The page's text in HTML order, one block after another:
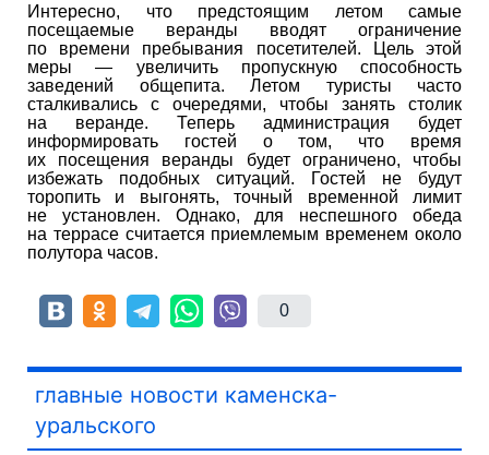
Интересно, что предстоящим летом самые
посещаемые веранды вводят ограничение
по времени пребывания посетителей. Цель этой
меры — увеличить пропускную способность
заведений общепита. Летом туристы часто
сталкивались с очередями, чтобы занять столик
на веранде. Теперь администрация будет
информировать гостей о том, что время
их посещения веранды будет ограничено, чтобы
избежать подобных ситуаций. Гостей не будут
торопить и выгонять, точный временной лимит
не установлен. Однако, для неспешного обеда
на террасе считается приемлемым временем около
полутора часов.
0
главные новости каменска-
уральского